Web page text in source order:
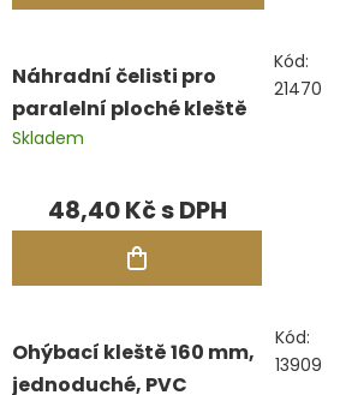
Náhradní čelisti pro
paralelní ploché kleště
Skladem
48,40 Kč
Kód:
21470
Ohýbací kleště 160 mm,
jednoduché, PVC
Kód:
13909